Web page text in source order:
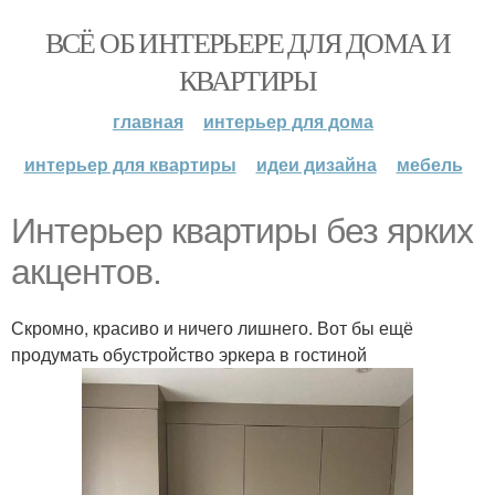
ВСЁ ОБ ИНТЕРЬЕРЕ ДЛЯ ДОМА И
КВАРТИРЫ
главная
интерьер для дома
интерьер для квартиры
идеи дизайна мебель
Интерьер квартиры без ярких
акцентов.
Скромно, красиво и ничего лишнего. Вот бы ещё
продумать обустройство эркера в гостиной